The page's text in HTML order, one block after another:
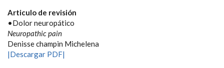
Articulo de revisión
•Dolor neuropático
Neuropathic pain
Denisse champin Michelena
|Descargar PDF|